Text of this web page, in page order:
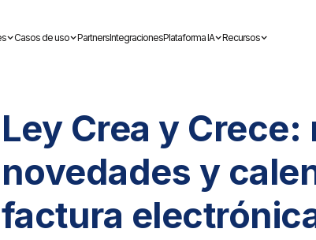
Casos de uso PartnersIntegracionesPlataforma IA Recursos
Ley Crea y
novedades y
factura